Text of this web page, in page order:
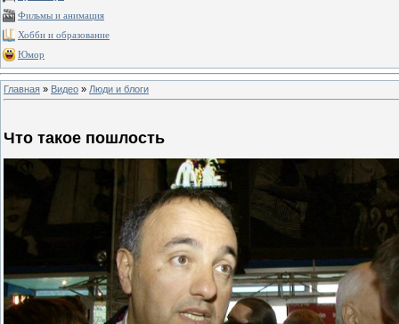
Фильмы и анимация
Хобби и образование
Юмор
Главная » Видео » Люди и блоги
Что такое пошлость